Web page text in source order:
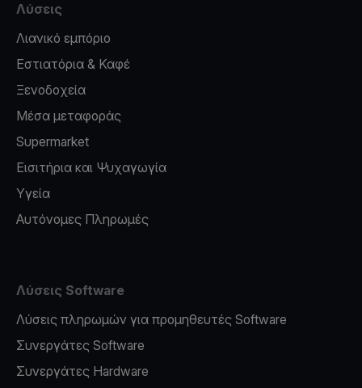
Λύσεις
Λιανικό εμπόριο
Εστιατόρια & Καφέ
Ξενοδοχεία
Μέσα μεταφοράς
Supermarket
Εισιτήρια και Ψυχαγωγία
Υγεία
Αυτόνομες Πληρωμές
Λύσεις Software
Λύσεις πληρωμών για προμηθευτές Software
Συνεργάτες Software
Συνεργάτες Hardware